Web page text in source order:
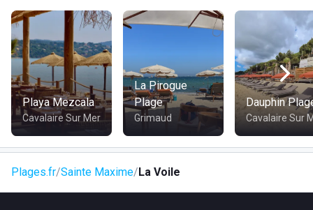
Wifi
Douches
Toilettes
Activités nautiques
Plage surveillée
Accès handicapé
Événements privés
Animations musicales
Transat
Paiement par carte bancaire
Paiement par Ticket Restaurant
Playa Mezcala
Cavalaire Sur Mer
La Pirogue
Plage
Grimaud
Dauphin
Cavalaire Sur
Plages.fr Sainte Maxime La Voile